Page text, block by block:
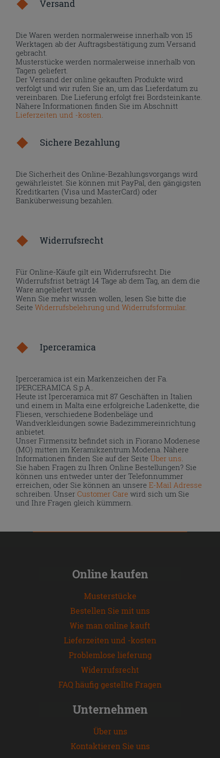
Versand
Die Waren werden normalerweise innerhalb von 15
Werktagen ab der Auftragsbestätigung zum Versand
gebracht.
Musterstücke werden normalerweise innerhalb von
Tagen geliefert.
Der Versand der online gekauften Produkte wird
verfolgt und wir rufen Sie an, um das Lieferdatum zu
vereinbaren. Die Lieferung erfolgt frei Bordsteinkante.
Nähere Informationen finden Sie im Abschnitt
Lieferzeiten und -kosten
Sichere Bezahlung
Die Sicherheit des Online-Bezahlungsvorgangs wird
gewährleistet. Sie können mit PayPal, den gängigsten
Kreditkarten (Visa und MasterCard) oder
Banküberweisung bezahlen.
Widerrufsrecht
Für Online-Käufe gilt ein Widerrufsrecht. Die
Widerrufsfrist beträgt 14 Tage ab dem Tag, an dem die
Ware angeliefert wurde.
Wenn Sie mehr wissen wollen, lesen Sie bitte die
SeiteWiderrufsbelehrung und Widerrufsformular.
Iperceramica
Iperceramica ist ein Markenzeichen der Fa.
IPERCERAMICA S.p.A..
Heute ist Iperceramica mit 87 Geschäften in Italien
und einem in Malta eine erfolgreiche Ladenkette, die
Fliesen, verschiedene Bodenbeläge und
Wandverkleidungen sowie Badezimmereinrichtung
anbietet.
Unser Firmensitz befindet sich in Fiorano Modenese
(MO) mitten im Keramikzentrum Modena. Nähere
Informationen finden Sie auf der Seite Über uns
Sie haben Fragen zu Ihren Online Bestellungen? Sie
können uns entweder unter der Telefonnummer
erreichen, oder Sie können an unsereE-Mail Adresse
schreiben. UnserCustomer Care wird sich um Sie
und Ihre Fragen gleich kümmern.
Online kaufen
Musterstücke
Bestellen Sie mit uns
Wie man online kauft
Lieferzeiten und -kosten
Problemlose lieferung
Widerrufsrecht
FAQ häufig gestellte Fragen
Unternehmen
Über uns
Kontaktieren Sie uns